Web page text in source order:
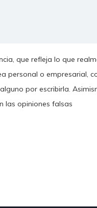
que refleja lo que
personal o empresarial,
por escribirla.
las opiniones falsas